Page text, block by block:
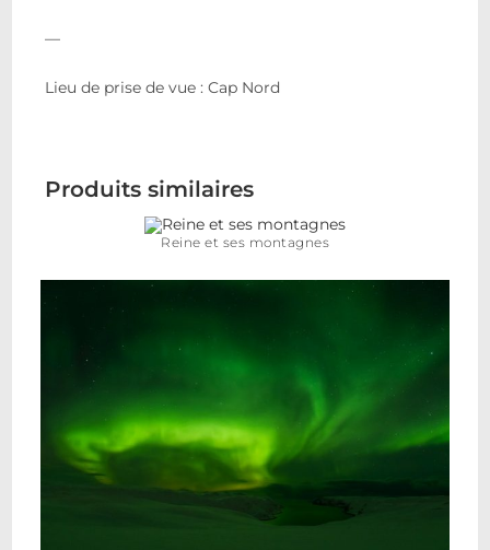
—
Lieu de prise de vue : Cap Nord
Produits similaires
Reine et ses montagnes